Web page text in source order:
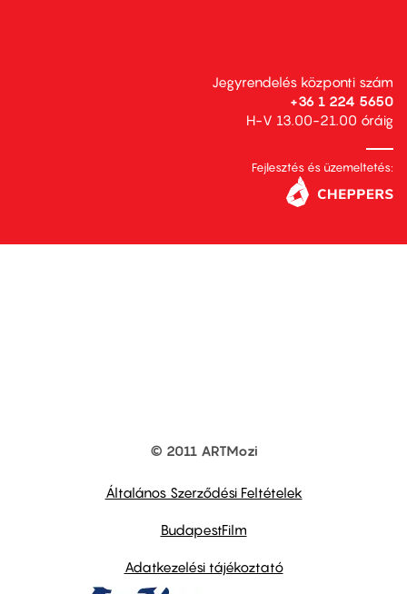
Jegyrendelés központi szám
+36 1 224 5650
H-V 13.00-21.00 óráig
Fejlesztés és üzemeltetés:
© 2011 ARTMozi
Általános Szerződési Feltételek
BudapestFilm
Adatkezelési tájékoztató